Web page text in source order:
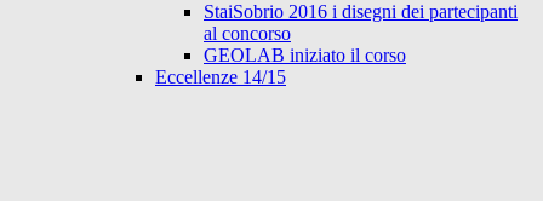
StaiSobrio 2016 i disegni dei partecipanti
al concorso
GEOLAB iniziato il corso
Eccellenze 14/15